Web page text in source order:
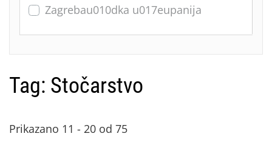
Zagrebau010dka u017eupanija
Tag: Stočarstvo
Prikazano 11 - 20 od 75